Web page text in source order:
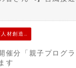
催分「親子プログラ
す